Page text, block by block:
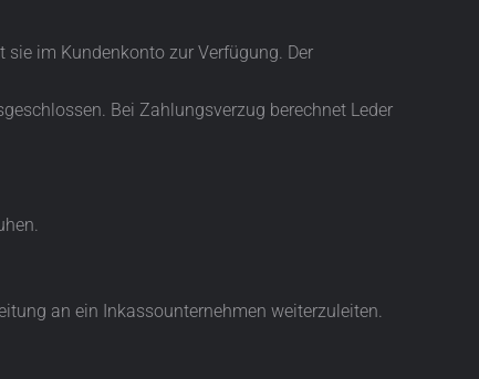
im Kundenkonto zur Verfügung. Der
Bei Zahlungsverzug berechnet Leder
an ein Inkassounternehmen weiterzuleiten.